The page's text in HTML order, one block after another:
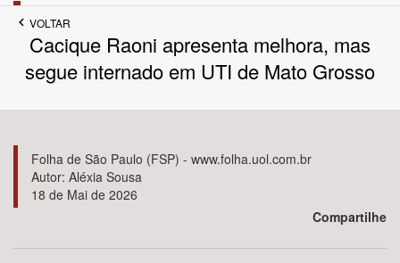
Povo Indígena
Tema
VOLTAR
Cacique Raoni apresenta melhora, mas
segue internado em UTI de Mato Grosso
Folha de São Paulo (FSP) - www.folha.uol.com.br
Autor: Aléxia Sousa
18 de Mai de 2026
Compartilhe